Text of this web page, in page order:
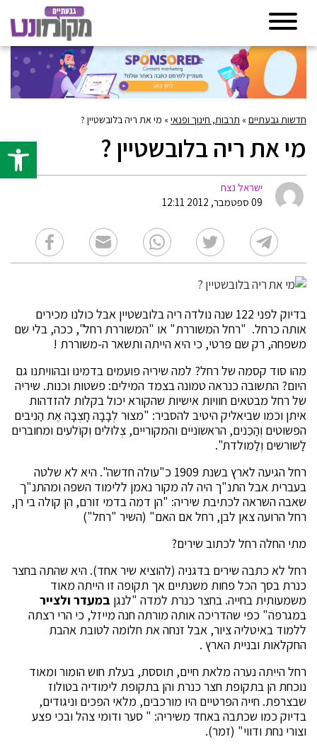
פתח
חדשות גבעתיים» תרבות, חינוך ופנאי» מי את ריה בלובשטיין ?
מי את ריה בלובשטיין ?
ישראל נצח
09 ספטמבר, 2012 12:11
בדיוק לפני 122 שנה נולדה ריה בלובשטיין אבל כולנו מכירים
אותה כרחל. "רחל המשוררת" או "המשוררת רחל", ככה, בלי שם
משפחה, רק שם פרטי, כי היא הייתה ותשאר ה-משוררת !
מהו סוד קסמה של רחל? למה שיריה פועמים בדמינו ובהוויתנו גם
היום? התשובה כנראה טמונה בצמד המילים: פשטות וכנות. שיריה
של רחל מבטאים חוויות אישיות שהקורא יכול בקלות להזדהות
איתן וכמו שביאליק היטיב להסביר: "מצוּר לְבָבָהּ חָצְבָה אֶת הַנִיבים
הפשוטים וְהַכֵּנים, הראשוניים והמקוריים, צְלוּלים וְקוֹלעים ומחוברים
לַשורשים וְלַמולדת".
רחל הגיעה לארץ בשנת 1909 כ"עולה חדשה". היא לא שלטה
בעברית אבל התנ"ך היה לה מקור נאמן ללימוד השפה ומהתנ"ך
שאבה השראה לכתיבת שיריה: "הן דמה בדמי זורם, הן קולה בי רן,
רחל הרועה צאן לבן, רחל אם האם" (השיר "רחל")
מתי החלה רחל לכתוב שירים?
רחל לא כתבה שירים בדגניה (להוציא שיר אחד). היא שהתה בחצר
כנרת בסך הכל פחות משנתיים אך תקופה זו הייתה מאוד
משמעותית בחייה. בחצר כנרת למדה "לנגן במעדר ולצייר
במגרפה" כפי שהדריכה אותה מורתה חנה מייזל, כי הרי רצתה
ללמוד באיטליה ציור, אבל זנחה את חלומה לטובת אהבת
החקלאות ובניית הארץ .
רחל הייתה נערה מלאת חיים, תוססת, בעלת חוש הומור ומאוד
נוכחת הן בתקופת חצר כנרת והן בתקופת לימודיה בטולוז
שבצרפת. חייה הפרטיים היו מורכבים, מלאי הפכים וניגודים,
בדיוק כמו שכתבה באחד משיריה: " סער ודומי צהל ובכי פצע
וצורי נחת ודווי" (זמר).